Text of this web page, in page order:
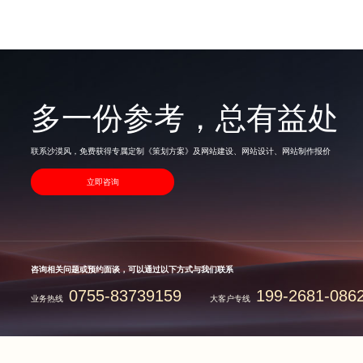
多一份参考，总有益处
联系沙漠风，免费获得专属定制《策划方案》及网站建设、网站设计、网站制作报价
立即咨询
咨询相关问题或预约面谈，可以通过以下方式与我们联系
业务热线 0755-83739159 大客户专线 199-2681-